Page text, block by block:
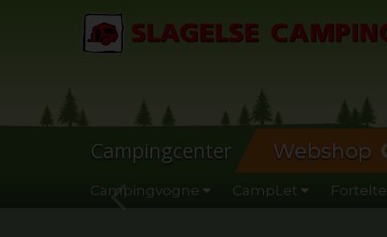
Campingcenter Webshop
Campingvogne CampLet Fortelte